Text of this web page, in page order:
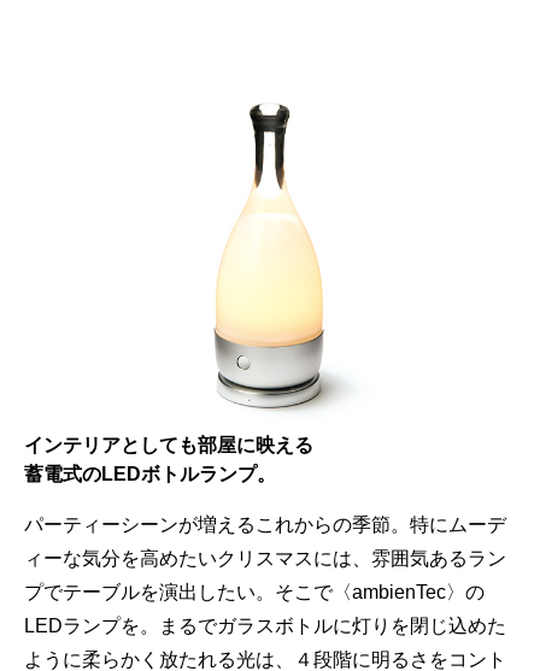
インテリアとしても部屋に映える
蓄電式のLEDボトルランプ。
パーティーシーンが増えるこれからの季節。特にムーデ
ィーな気分を高めたいクリスマスには、雰囲気あるラン
プでテーブルを演出したい。そこで〈ambienTec〉の
LEDランプを。まるでガラスボトルに灯りを閉じ込めた
ように柔らかく放たれる光は、４段階に明るさをコント